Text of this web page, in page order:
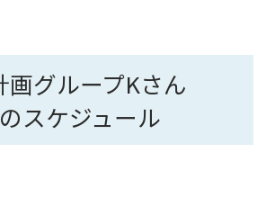
画グループKさん
スケジュール